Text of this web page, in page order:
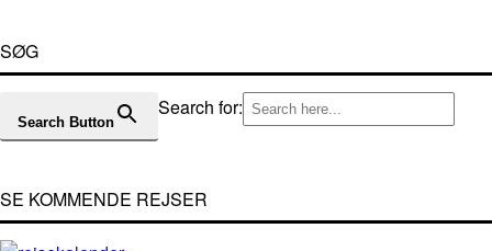
SØG
Search for:
Search Button
SE KOMMENDE REJSER